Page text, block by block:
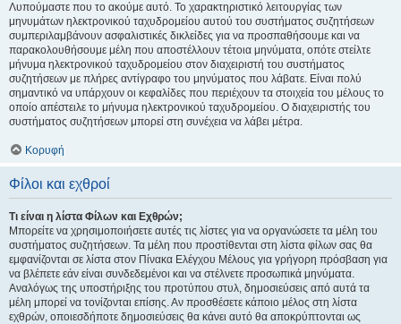
Λυπούμαστε που το ακούμε αυτό. Το χαρακτηριστικό λειτουργίας των
μηνυμάτων ηλεκτρονικού ταχυδρομείου αυτού του συστήματος συζητήσεων
συμπεριλαμβάνουν ασφαλιστικές δικλείδες για να προσπαθήσουμε και να
παρακολουθήσουμε μέλη που αποστέλλουν τέτοια μηνύματα, οπότε στείλτε
μήνυμα ηλεκτρονικού ταχυδρομείου στον διαχειριστή του συστήματος
συζητήσεων με πλήρες αντίγραφο του μηνύματος που λάβατε. Είναι πολύ
σημαντικό να υπάρχουν οι κεφαλίδες που περιέχουν τα στοιχεία του μέλους το
οποίο απέστειλε το μήνυμα ηλεκτρονικού ταχυδρομείου. Ο διαχειριστής του
συστήματος συζητήσεων μπορεί στη συνέχεια να λάβει μέτρα.
Κορυφή
Φίλοι και εχθροί
Τι είναι η λίστα Φίλων και Εχθρών;
Μπορείτε να χρησιμοποιήσετε αυτές τις λίστες για να οργανώσετε τα μέλη του
συστήματος συζητήσεων. Τα μέλη που προστίθενται στη λίστα φίλων σας θα
εμφανίζονται σε λίστα στον Πίνακα Ελέγχου Μέλους για γρήγορη πρόσβαση για
να βλέπετε εάν είναι συνδεδεμένοι και να στέλνετε προσωπικά μηνύματα.
Αναλόγως της υποστήριξης του προτύπου στυλ, δημοσιεύσεις από αυτά τα
μέλη μπορεί να τονίζονται επίσης. Αν προσθέσετε κάποιο μέλος στη λίστα
εχθρών, οποιεσδήποτε δημοσιεύσεις θα κάνει αυτό θα αποκρύπτονται ως